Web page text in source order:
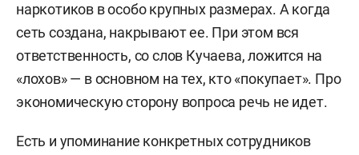
наркотиков в особо крупных размерах. А когда
сеть создана, накрывают ее. При этом вся
ответственность, со слов Кучаева, ложится на
«лохов» — в основном на тех, кто «покупает». Про
экономическую сторону вопроса речь не идет.
Есть и упоминание конкретных сотрудников